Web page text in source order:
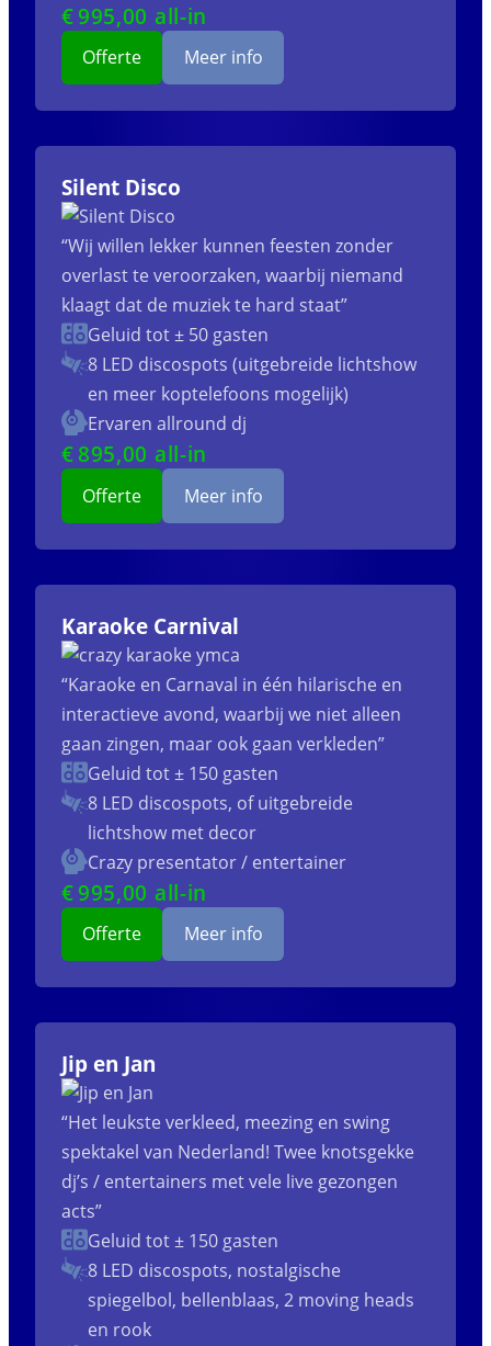
€995,00 all-in
Offerte Meer info
Silent Disco
“Wij willen lekker kunnen feesten zonder
overlast te veroorzaken, waarbij niemand
klaagt dat de muziek te hard staat”
Geluid tot ± 50 gasten
8 LED discospots (uitgebreide lichtshow
en meer koptelefoons mogelijk)
Ervaren allround dj
€895,00 all-in
Offerte Meer info
Karaoke Carnival
“Karaoke en Carnaval in één hilarische en
interactieve avond, waarbij we niet alleen
gaan zingen, maar ook gaan verkleden”
Geluid tot ± 150 gasten
8 LED discospots, of uitgebreide
lichtshow met decor
Crazy presentator / entertainer
€995,00 all-in
Offerte Meer info
Jip en Jan
“Het leukste verkleed, meezing en swing
spektakel van Nederland! Twee knotsgekke
dj’s / entertainers met vele live gezongen
acts”
Geluid tot ± 150 gasten
8 LED discospots, nostalgische
spiegelbol, bellenblaas, 2 moving heads
en rook